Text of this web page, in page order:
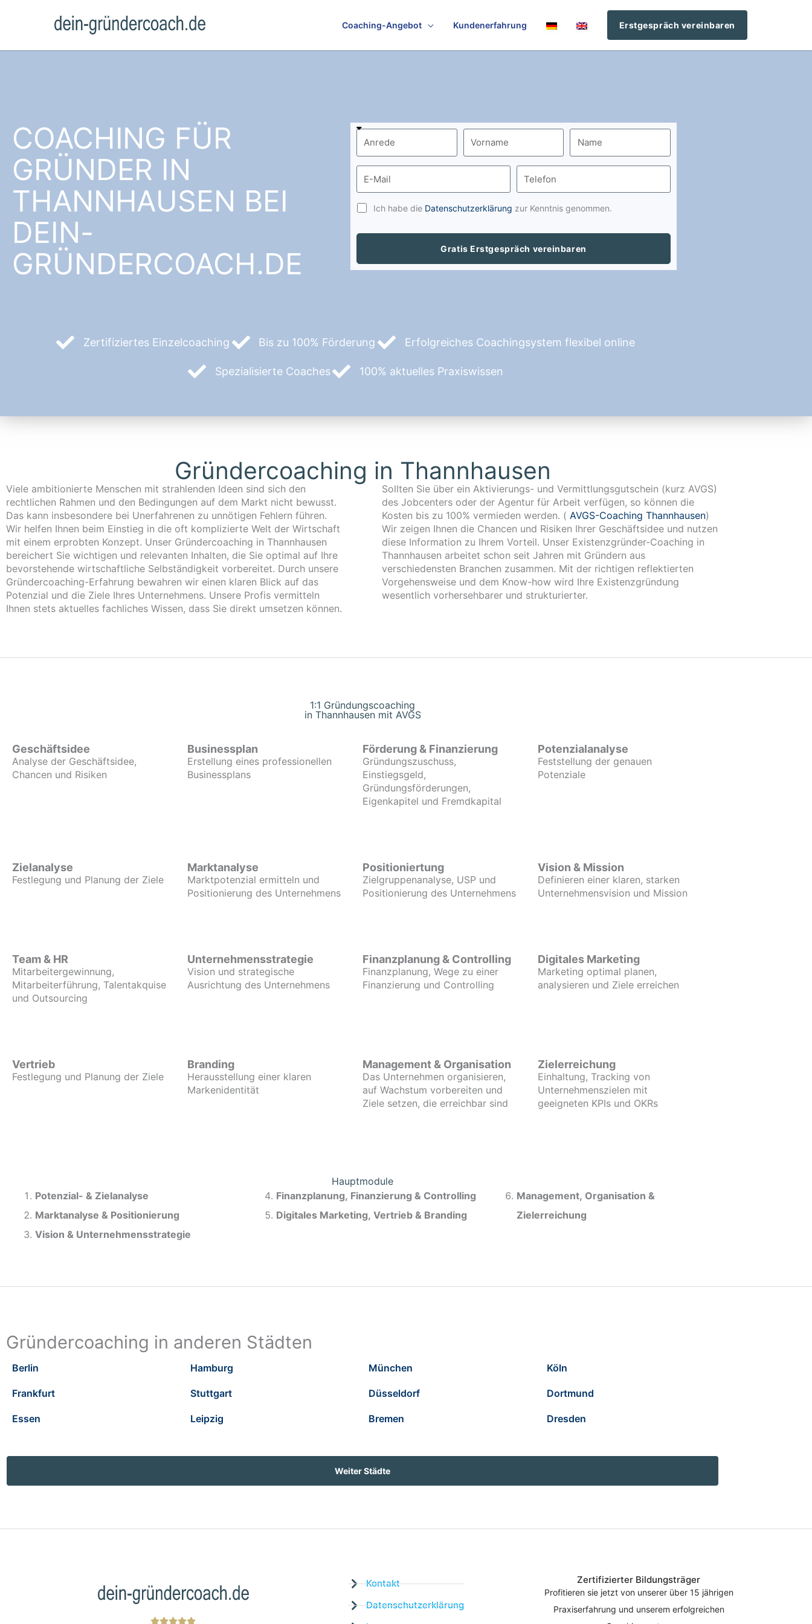
Coaching-Angebot Kundenerfahrung Erstgespräch vereinbaren
COACHING FÜR
GRÜNDER IN
THANNHAUSEN BEI
DEIN-
GRÜNDERCOACH.DE
Ich habe die Datenschutzerklärung zur Kenntnis genommen.
Gratis Erstgespräch vereinbaren
Zertifiziertes Einzelcoaching Bis zu 100% Förderung Erfolgreiches Coachingsystem flexibel online
Spezialisierte Coaches 100% aktuelles Praxiswissen
Gründercoaching in Thannhausen
Viele ambitionierte Menschen mit strahlenden Ideen sind sich den
rechtlichen Rahmen und den Bedingungen auf dem Markt nicht bewusst.
Das kann insbesondere bei Unerfahrenen zu unnötigen Fehlern führen.
Wir helfen Ihnen beim Einstieg in die oft komplizierte Welt der Wirtschaft
mit einem erprobten Konzept. Unser Gründercoaching in Thannhausen
bereichert Sie wichtigen und relevanten Inhalten, die Sie optimal auf Ihre
bevorstehende wirtschaftliche Selbständigkeit vorbereitet. Durch unsere
Gründercoaching-Erfahrung bewahren wir einen klaren Blick auf das
Potenzial und die Ziele Ihres Unternehmens. Unsere Profis vermitteln
Ihnen stets aktuelles fachliches Wissen, dass Sie direkt umsetzen können.
Sollten Sie über ein Aktivierungs- und Vermittlungsgutschein (kurz AVGS)
des Jobcenters oder der Agentur für Arbeit verfügen, so können die
Kosten bis zu 100% vermieden werden. ( AVGS-Coaching Thannhausen)
Wir zeigen Ihnen die Chancen und Risiken Ihrer Geschäftsidee und nutzen
diese Information zu Ihrem Vorteil. Unser Existenzgründer-Coaching in
Thannhausen arbeitet schon seit Jahren mit Gründern aus
verschiedensten Branchen zusammen. Mit der richtigen reflektierten
Vorgehensweise und dem Know-how wird Ihre Existenzgründung
wesentlich vorhersehbarer und strukturierter.
1:1 Gründungscoaching
in Thannhausen mit AVGS
Geschäftsidee
Analyse der Geschäftsidee,
Chancen und Risiken
Businessplan
Erstellung eines professionellen
Businessplans
Förderung & Finanzierung
Gründungszuschuss,
Einstiegsgeld,
Gründungsförderungen,
Eigenkapitel und Fremdkapital
Potenzialanalyse
Feststellung der genauen
Potenziale
Zielanalyse
Festlegung und Planung der Ziele
Marktanalyse
Marktpotenzial ermitteln und
Positionierung des Unternehmens
Positioniertung
Zielgruppenanalyse, USP und
Positionierung des Unternehmens
Vision & Mission
Definieren einer klaren, starken
Unternehmensvision und Mission
Team & HR
Mitarbeitergewinnung,
Mitarbeiterführung, Talentakquise
und Outsourcing
Unternehmensstrategie
Vision und strategische
Ausrichtung des Unternehmens
Finanzplanung & Controlling
Finanzplanung, Wege zu einer
Finanzierung und Controlling
Digitales Marketing
Marketing optimal planen,
analysieren und Ziele erreichen
Vertrieb
Festlegung und Planung der Ziele
Branding
Herausstellung einer klaren
Markenidentität
Management & Organisation
Das Unternehmen organisieren,
auf Wachstum vorbereiten und
Ziele setzen, die erreichbar sind
Zielerreichung
Einhaltung, Tracking von
Unternehmenszielen mit
geeigneten KPIs und OKRs
Hauptmodule
Potenzial- & Zielanalyse
Marktanalyse & Positionierung
Vision & Unternehmensstrategie
Finanzplanung, Finanzierung & Controlling
Digitales Marketing, Vertrieb & Branding
Management, Organisation &
Zielerreichung
Gründercoaching in anderen Städten
Berlin Hamburg München Köln
Frankfurt Stuttgart Düsseldorf Dortmund
Essen Leipzig Bremen Dresden
Weiter Städte
Kontakt
Datenschutzerklärung
Zertifizierter Bildungsträger
Profitieren sie jetzt von unserer über 15 jährigen
Praxiserfahrung und unserem erfolgreichen